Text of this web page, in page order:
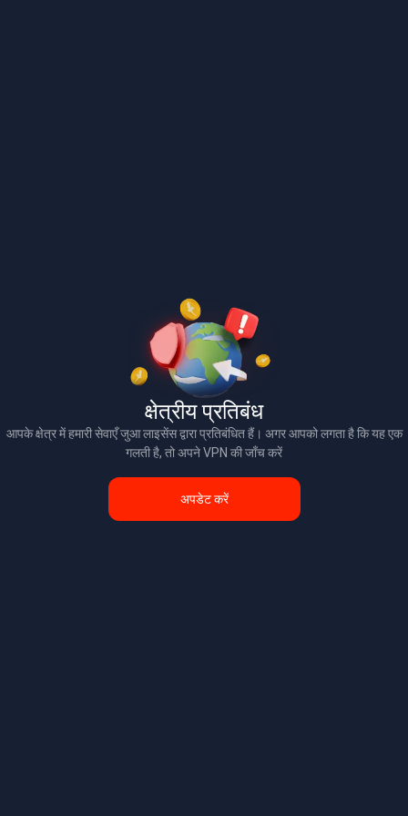
क्षेत्रीय प्रतिबंध
आपके क्षेत्र में हमारी सेवाएँ जुआ लाइसेंस द्वारा प्रतिबंधित हैं। अगर आपको लगता है कि यह एक
गलती है, तो अपने VPN की जाँच करें
अपडेट करें